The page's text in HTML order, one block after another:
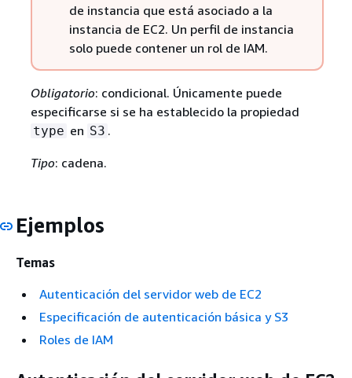
de instancia que está asociado a la
instancia de EC2. Un perfil de instancia
solo puede contener un rol de IAM.
Obligatorio: condicional. Únicamente puede
especificarse si se ha establecido la propiedad
type en S3 .
Tipo: cadena.
Ejemplos
Temas
Autenticación del servidor web de EC2
Especificación de autenticación básica y S3
Roles de IAM